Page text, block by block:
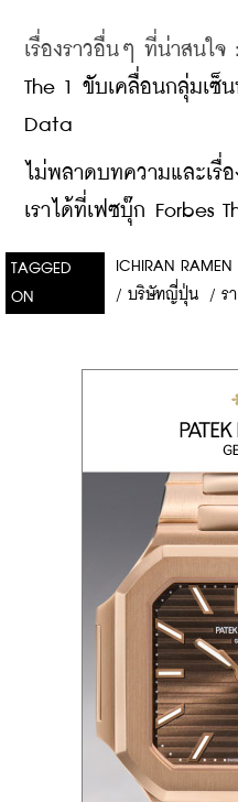
เรื่องราวอื่นๆ ที่น่าสนใจ
The 1 ขับเคลื่อนกลุ่มเซ็
Data
ไม่พลาดบทความและเรื่
เราได้ที่เฟซบุ๊ก Forbes
TAGGED
ON
ICHIRAN RAMEN
/ บริษัทญี่ปุ่น / ร